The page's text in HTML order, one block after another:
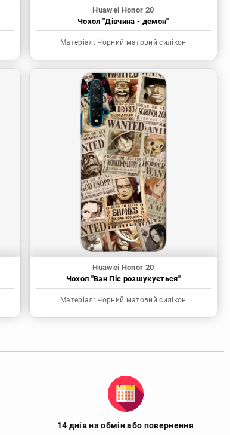
Huawei Honor 20
Чохол "Дівчина - демон"
Матеріал: Чорний матовий силікон
Huawei Honor 20
Чохол "Ван Піс розшукується"
Матеріал: Чорний матовий силікон
14 днів на обмін або повернення